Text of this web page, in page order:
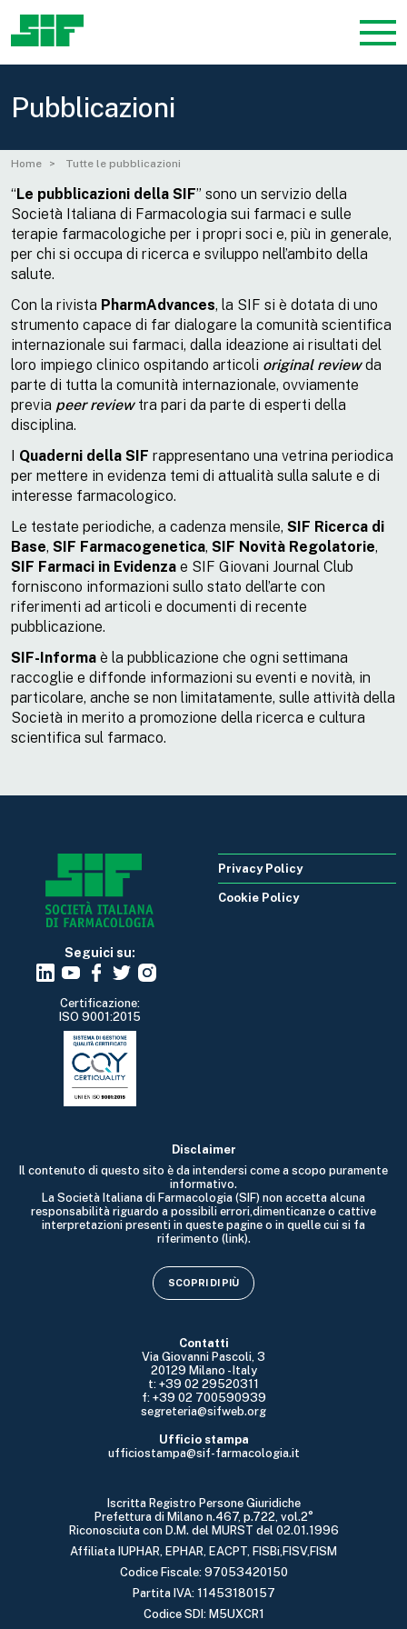
Pubblicazioni
Home Tutte le pubblicazioni
“ Le pubblicazioni della SIF” sono un servizio della
Società Italiana di Farmacologia sui farmaci e sulle
terapie farmacologiche per i propri soci e, più in generale,
per chi si occupa di ricerca e sviluppo nell’ambito della
salute.
Con la rivista PharmAdvances, la SIF si è dotata di uno
strumento capace di far dialogare la comunità scientifica
internazionale sui farmaci, dalla ideazione ai risultati del
loro impiego clinico ospitando articoli original reviewda
parte di tutta la comunità internazionale, ovviamente
previa peer reviewtra pari da parte di esperti della
disciplina.
Quaderni della SIF rappresentano una vetrina periodica
per mettere in evidenza temi di attualità sulla salute e di
interesse farmacologico.
Le testate periodiche, a cadenza mensile, SIF Ricerca di
Base, SIF Farmacogenetica, SIF Novità Regolatorie,
SIF Farmaci in Evidenza e SIF Giovani Journal Club
forniscono informazioni sullo stato dell’arte con
riferimenti ad articoli e documenti di recente
pubblicazione.
SIF-Informa è la pubblicazione che ogni settimana
raccoglie e diffonde informazioni su eventi e novità, in
particolare, anche se non limitatamente, sulle attività della
Società in merito a promozione della ricerca e cultura
scientifica sul farmaco.
Seguici su:
Certificazione:
ISO 9001:2015
Contatti
Via Giovanni Pascoli, 3
20129 Milano - Italy
t: +39 02 29520311
f: +39 02 700590939
segreteria@sifweb.org
Ufficio stampa
ufficiostampa@sif-farmacologia.it
Iscritta Registro Persone Giuridiche
Prefettura di Milano n.467, p.722, vol.2°
Riconosciuta con D.M. del MURST del 02.01.1996
Affiliata IUPHAR, EPHAR, EACPT, FISBi,FISV,FISM
Codice Fiscale: 97053420150
Partita IVA: 11453180157
Codice SDI: M5UXCR1
Disclaimer
Il contenuto di questo sito è da intendersi come a scopo puramente
informativo.
La Società Italiana di Farmacologia (SIF) non accetta alcuna
responsabilità riguardo a possibili errori,dimenticanze o cattive
interpretazioni presenti in queste pagine o in quelle cui si fa
riferimento (link).
SCOPRI DI PIÙ
Privacy Policy
Cookie Policy